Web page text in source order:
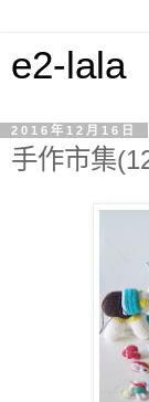
e2-lala
2016年12月16日
手作市集